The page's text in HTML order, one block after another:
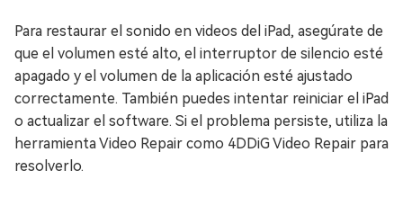
Para restaurar el sonido en videos del iPad, asegúrate de
que el volumen esté alto, el interruptor de silencio esté
apagado y el volumen de la aplicación esté ajustado
correctamente. También puedes intentar reiniciar el iPad
o actualizar el software. Si el problema persiste, utiliza la
herramienta Video Repair como 4DDiG Video Repair para
resolverlo.